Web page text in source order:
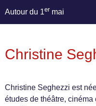
Autour du 1er mai
Christine
Christine Seghezzi est
études de théâtre,